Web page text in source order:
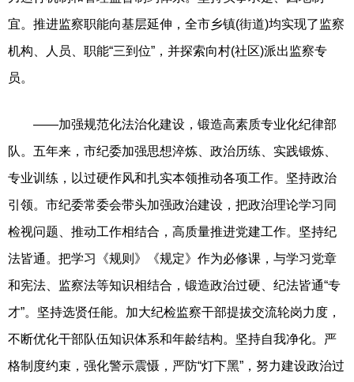
宜。推进监察职能向基层延伸，全市乡镇(街道)均实现了监察
机构、人员、职能“三到位”，并探索向村(社区)派出监察专
员。
——加强规范化法治化建设，锻造高素质专业化纪律部
队。五年来，市纪委加强思想淬炼、政治历练、实践锻炼、
专业训练，以过硬作风和扎实本领推动各项工作。坚持政治
引领。市纪委常委会带头加强政治建设，把政治理论学习同
检视问题、推动工作相结合，高质量推进党建工作。坚持纪
法皆通。把学习《规则》《规定》作为必修课，与学习党章
和宪法、监察法等知识相结合，锻造政治过硬、纪法皆通“专
才”。坚持选贤任能。加大纪检监察干部提拔交流轮岗力度，
不断优化干部队伍知识体系和年龄结构。坚持自我净化。严
格制度约束，强化警示震慑，严防“灯下黑”，努力建设政治过